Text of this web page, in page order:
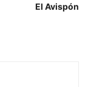
El Avispón